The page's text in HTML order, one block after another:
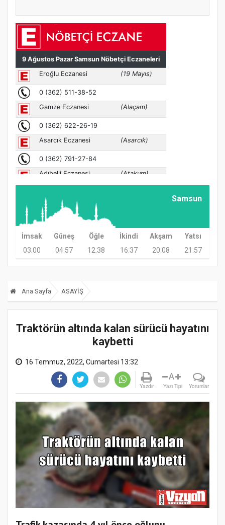
Samsun
İmsak Güneş Öğle İkindi Akşam
Yatsı
03:00
04:57 12:38 16:37 20:08 21:57
Ana Sayfa ASAYİŞ
Traktörün altında kalan sürücü hayatını
kaybetti
16 Temmuz, 2022, Cumartesi 13:32
Yazdır
A
Yazı Tipi Yorumlar